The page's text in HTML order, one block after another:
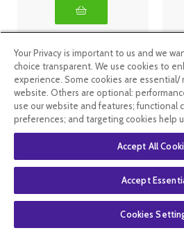
Jonzac Duo
Your Privacy is important to us and we
choice transparent. We use cookies to
experience. Some cookies are
website. Others are optional:
use our website and features; functional
preferences; and targeting cookies help
Accept All
Accept
Cookies